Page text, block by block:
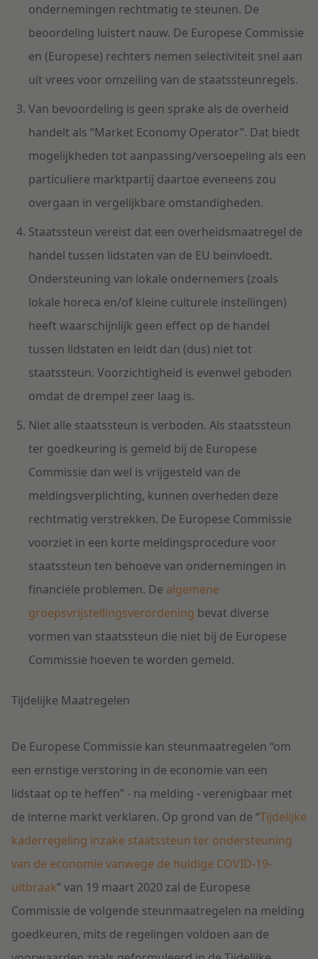
ondernemingen rechtmatig te steunen. De
beoordeling luistert nauw. De Europese Commissie
en (Europese) rechters nemen selectiviteit snel aan
uit vrees voor omzeiling van de staatssteunregels.
Van bevoordeling is geen sprake als de overheid
handelt als “Market Economy Operator”. Dat biedt
mogelijkheden tot aanpassing/versoepeling als een
particuliere marktpartij daartoe eveneens zou
overgaan in vergelijkbare omstandigheden.
Staatssteun vereist dat een overheidsmaatregel de
handel tussen lidstaten van de EU beïnvloedt.
Ondersteuning van lokale ondernemers (zoals
lokale horeca en/of kleine culturele instellingen)
heeft waarschijnlijk geen effect op de handel
tussen lidstaten en leidt dan (dus) niet tot
staatssteun. Voorzichtigheid is evenwel geboden
omdat de drempel zeer laag is.
Niet alle staatssteun is verboden. Als staatssteun
ter goedkeuring is gemeld bij de Europese
Commissie dan wel is vrijgesteld van de
meldingsverplichting, kunnen overheden deze
rechtmatig verstrekken. De Europese Commissie
voorziet in een korte meldingsprocedure voor
staatssteun ten behoeve van ondernemingen in
financiële problemen. De algemene
groepsvrijstellingsverordening bevat diverse
vormen van staatssteun die niet bij de Europese
Commissie hoeven te worden gemeld.
Tijdelijke Maatregelen
De Europese Commissie kan steunmaatregelen “om
een ernstige verstoring in de economie van een
lidstaat op te heffen” - na melding - verenigbaar met
de interne markt verklaren. Op grond van de “Tijdelijke
kaderregeling inzake staatssteun ter ondersteuning
van de economie vanwege de huidige COVID-19-
uitbraak” van 19 maart 2020 zal de Europese
Commissie de volgende steunmaatregelen na melding
goedkeuren, mits de regelingen voldoen aan de